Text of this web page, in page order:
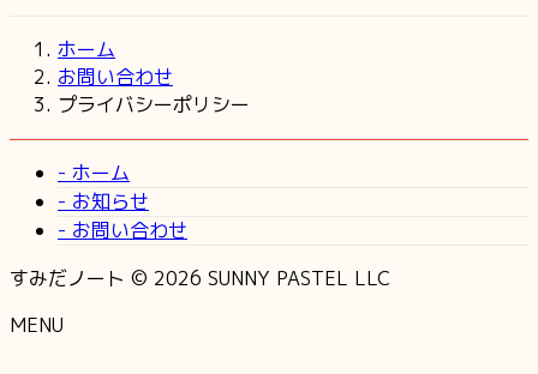
ホーム
お問い合わせ
プライバシーポリシー
- ホーム
- お知らせ
- お問い合わせ
すみだノート © 2026 SUNNY PASTEL LLC
MENU